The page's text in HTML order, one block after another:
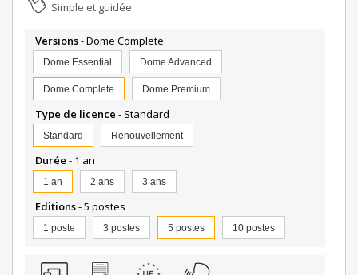
Simple et guidée
Versions- Dome Complete
Dome Essential Dome Advanced
Dome Complete Dome Premium
Type de licence - Standard
Standard Renouvellement
Durée - 1 an
1 an 2 ans 3 ans
Editions- 5 postes
1 poste 3 postes 5 postes 10 postes